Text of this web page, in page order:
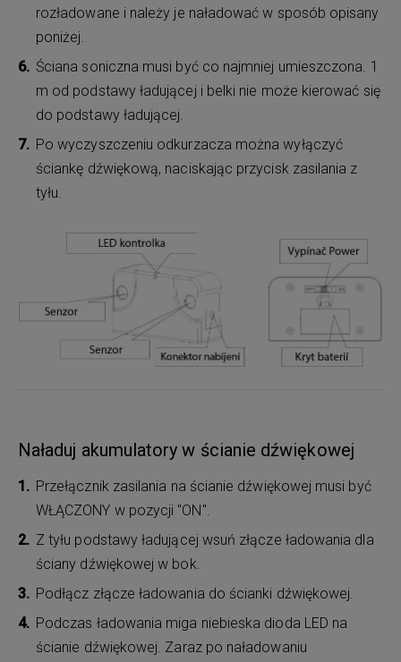
rozładowane i należy je naładować w sposób opisany
poniżej.
Ściana soniczna musi być co najmniej umieszczona. 1
m od podstawy ładującej i belki nie może kierować się
do podstawy ładującej.
Po wyczyszczeniu odkurzacza można wyłączyć
ściankę dźwiękową, naciskając przycisk zasilania z
tyłu.
Naładuj akumulatory w ścianie dźwiękowej
Przełącznik zasilania na ścianie dźwiękowej musi być
WŁĄCZONY w pozycji "ON".
Z tyłu podstawy ładującej wsuń złącze ładowania dla
ściany dźwiękowej w bok.
Podłącz złącze ładowania do ścianki dźwiękowej.
Podczas ładowania miga niebieska dioda LED na
ścianie dźwiękowej. Zaraz po naładowaniu